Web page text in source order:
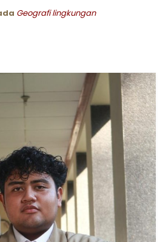
Geografi lingkungan